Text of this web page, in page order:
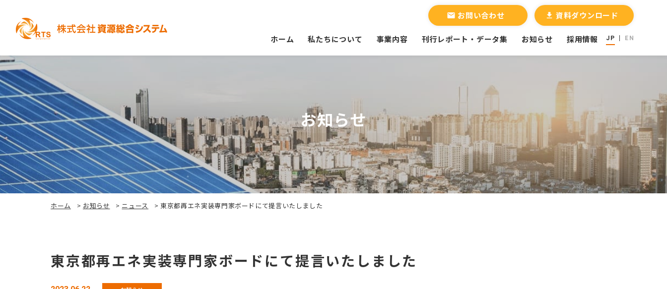
ホーム 私たちについて 事業内容 刊行レポート・データ集 お知らせ 採用情報 JP EN
email お問い合わせ file_download 資料ダウンロード
お知らせ
ホーム > お知らせ > ニュース > 東京都再エネ実装専門家ボードにて提言いたしました
東京都再エネ実装専門家ボードにて提言いたしました